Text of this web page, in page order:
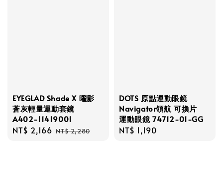
EYEGLAD Shade X 曜影
蒼灰輕量運動套鏡
A402-11419001
Sale
NT$ 2,166 Regular
NT$ 2,280
DOTS 原點運動眼鏡
Navigator領航 可換片
運動眼鏡 74712-01-GG
Regular
NT$ 1,190